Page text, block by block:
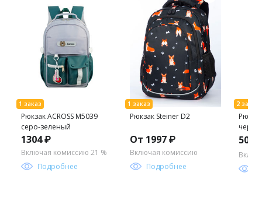
Рюкзак ACROSS M5039
серо-зеленый
1304 ₽
Включая комиссию 21 %
Подробнее
Рюкзак Steiner D2
От 1997 ₽
Включая комиссию
Подробнее
506